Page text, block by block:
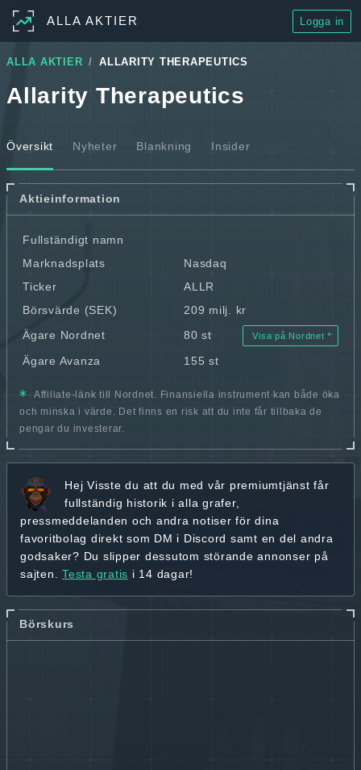
ALLA AKTIER Logga in
ALLA AKTIER ALLARITY THERAPEUTICS
Allarity Therapeutics
Översikt Nyheter Blankning Insider
Aktieinformation
Fullständigt namn
Marknadsplats
Nasdaq
Ticker
ALLR
Börsvärde (SEK)
209 milj. kr
Ägare Nordnet
80 st Visa på Nordnet
Ägare Avanza 155 st
Affiliate-länk till Nordnet. Finansiella instrument kan både öka
och minska i värde. Det finns en risk att du inte får tillbaka de
pengar du investerar.
Hej Visste du att du med vår premiumtjänst får
fullständig historik i alla grafer,
pressmeddelanden och andra notiser för dina
favoritbolag direkt som DM i Discord samt en del andra
godsaker? Du slipper dessutom störande annonser på
sajten. Testa gratis i 14 dagar!
Börskurs